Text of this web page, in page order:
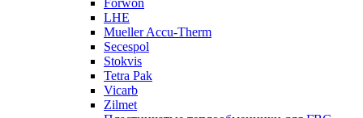
Forwon
LHE
Mueller Accu-Therm
Secespol
Stokvis
Tetra Pak
Vicarb
Zilmet